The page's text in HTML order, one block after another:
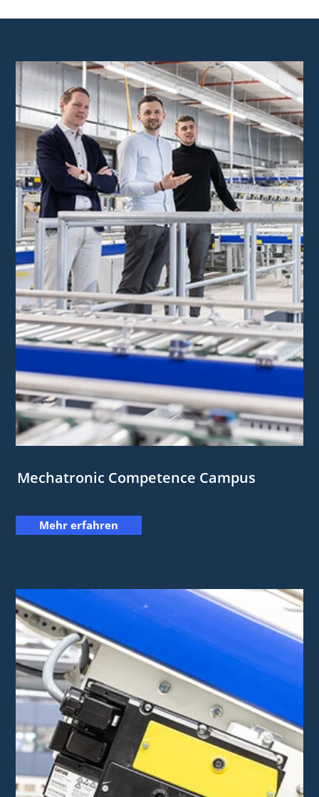
Mechatronic Competence Campus
Mehr erfahren